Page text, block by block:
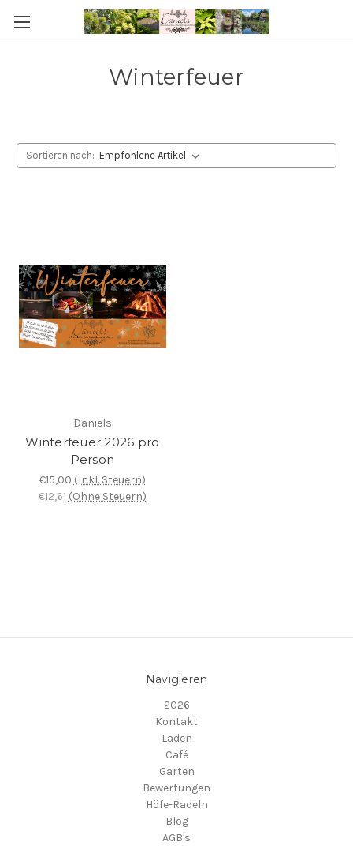
Winterfeuer
Sortieren nach:
Daniels
Winterfeuer 2026 pro
Person
€15,00 (Inkl. Steuern)
€12,61 (Ohne Steuern)
Navigieren
2026
Kontakt
Laden
Café
Garten
Bewertungen
Höfe-Radeln
Blog
AGB's